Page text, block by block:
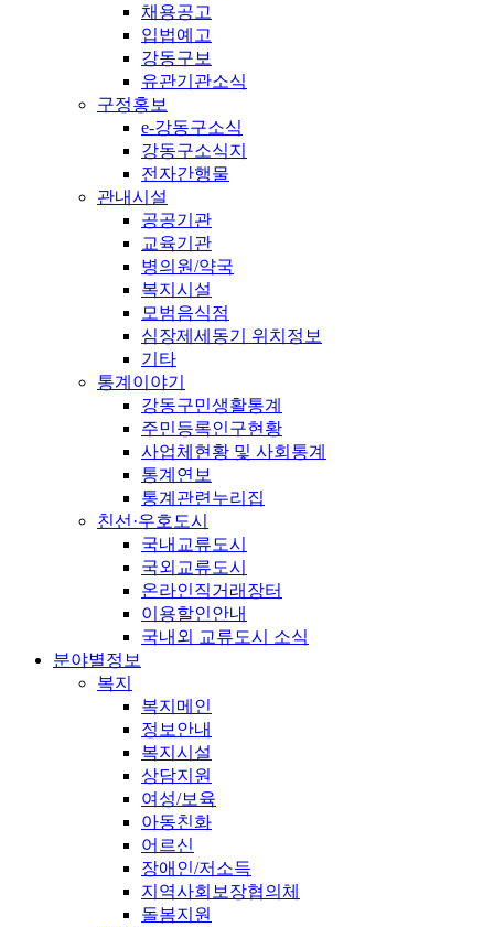
채용공고
입법예고
강동구보
유관기관소식
구정홍보
e-강동구소식
강동구소식지
전자간행물
관내시설
공공기관
교육기관
병의원/약국
복지시설
모범음식점
심장제세동기 위치정보
기타
통계이야기
강동구민생활통계
주민등록인구현황
사업체현황 및 사회통계
통계연보
통계관련누리집
친선·우호도시
국내교류도시
국외교류도시
온라인직거래장터
이용할인안내
국내외 교류도시 소식
분야별정보
복지
복지메인
정보안내
복지시설
상담지원
여성/보육
아동친화
어르신
장애인/저소득
지역사회보장협의체
돌봄지원